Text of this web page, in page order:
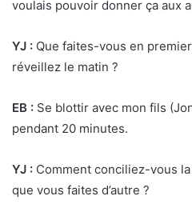
voulais pouvoir donner ça aux
YJ : Que faites-vous en
réveillez le matin ?
EB : Se blottir avec mon fils
pendant 20 minutes.
YJ : Comment conciliez-vous
que vous faites d’autre ?